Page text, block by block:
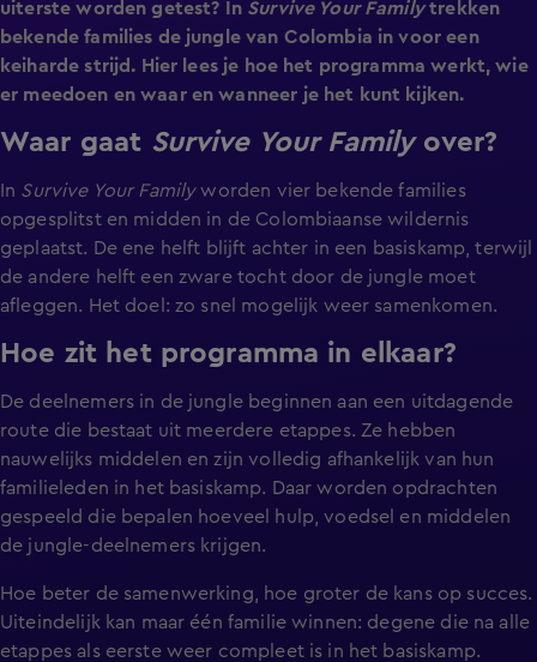
uiterste worden getest? In Survive Your Familytrekken
bekende families de jungle van Colombia in voor een
keiharde strijd. Hier lees je hoe het programma werkt, wie
er meedoen en waar en wanneer je het kunt kijken.
Waar gaat Survive Your Familyover?
In Survive Your Familyworden vier bekende families
opgesplitst en midden in de Colombiaanse wildernis
geplaatst. De ene helft blijft achter in een basiskamp, terwijl
de andere helft een zware tocht door de jungle moet
afleggen. Het doel: zo snel mogelijk weer samenkomen.
Hoe zit het programma in elkaar?
De deelnemers in de jungle beginnen aan een uitdagende
route die bestaat uit meerdere etappes. Ze hebben
nauwelijks middelen en zijn volledig afhankelijk van hun
familieleden in het basiskamp. Daar worden opdrachten
gespeeld die bepalen hoeveel hulp, voedsel en middelen
de jungle-deelnemers krijgen.
Hoe beter de samenwerking, hoe groter de kans op succes.
Uiteindelijk kan maar één familie winnen: degene die na alle
etappes als eerste weer compleet is in het basiskamp.